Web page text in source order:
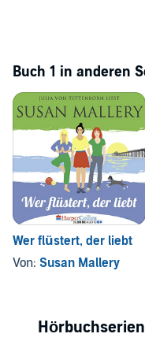
Buch 1 in anderen
Wer flüstert, der liebt
Von: Susan Mallery